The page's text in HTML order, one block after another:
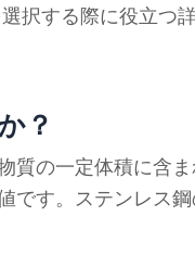
択する際に役立つ
？
質の一定体積に含
です。ステンレス